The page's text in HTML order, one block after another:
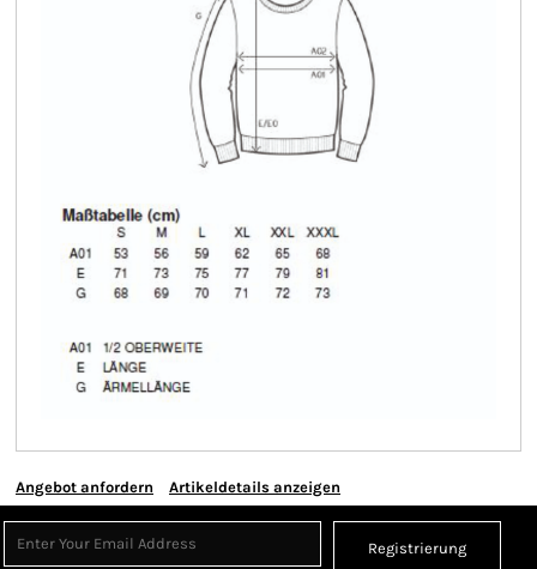
Angebot anfordern Artikeldetails anzeigen
Registrierung